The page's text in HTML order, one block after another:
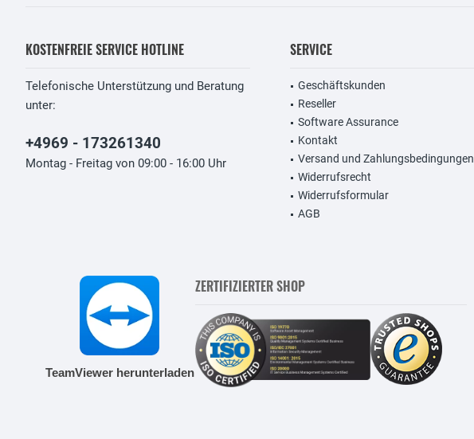
KOSTENFREIE SERVICE HOTLINE
Telefonische Unterstützung und Beratung
unter:
+4969 - 173261340
Montag - Freitag von 09:00 - 16:00 Uhr
SERVICE
Geschäftskunden
Reseller
Software Assurance
Kontakt
Versand und Zahlungsbedingungen
Widerrufsrecht
Widerrufsformular
AGB
TeamViewer herunterladen
ZERTIFIZIERTER SHOP